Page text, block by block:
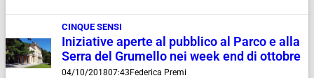
CINQUE SENSI
Iniziative aperte al pubblico al Parco e alla
Serra del Grumello nei week end di ottobre
04/10/201807:43Federica Premi